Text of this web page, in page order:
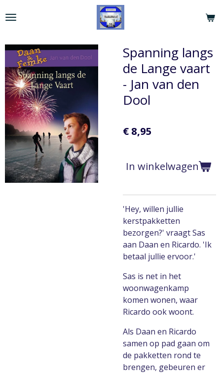
direct
de
hoofdinhoud
Spanning langs
de Lange vaart
- Jan van den
Dool
€ 8,95
In winkelwagen
'Hey, willen jullie
kerstpakketten
bezorgen?' vraagt Sas
aan Daan en Ricardo. 'Ik
betaal jullie ervoor.'
Sas is net in het
woonwagenkamp
komen wonen, waar
Ricardo ook woont.
Als Daan en Ricardo
samen op pad gaan om
de pakketten rond te
brengen, gebeuren er